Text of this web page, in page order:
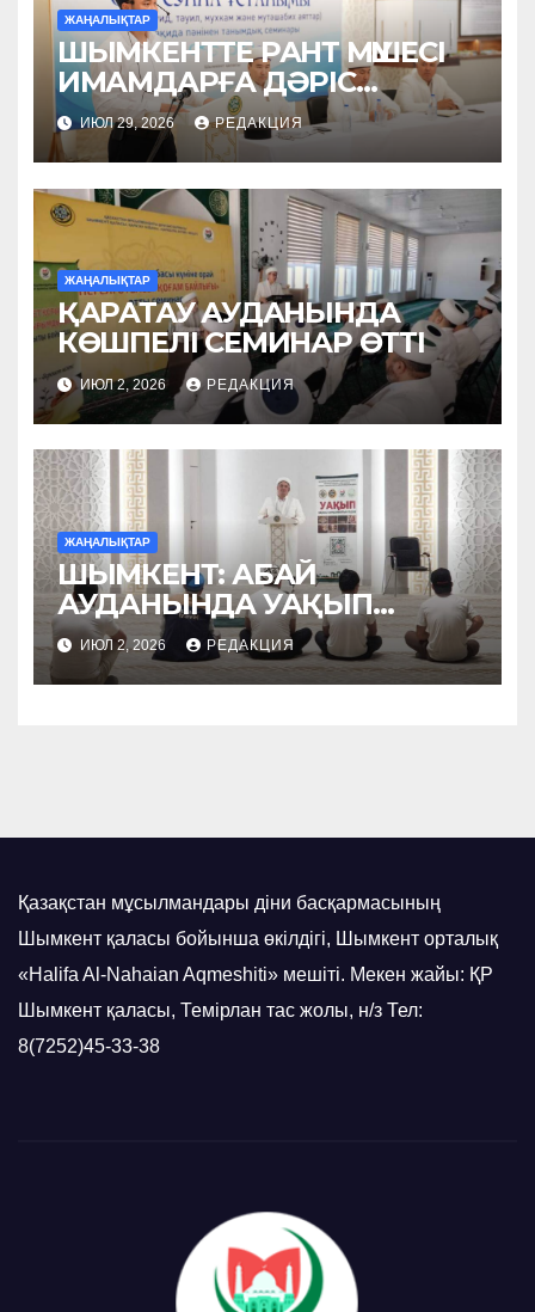
ЖАҢАЛЫҚТАР
ШЫМКЕНТТЕ РАНТ МҮШЕСІ
ИМАМДАРҒА ДӘРІС
ОҚЫДЫ
ИЮЛ 29, 2026 РЕДАКЦИЯ
ЖАҢАЛЫҚТАР
ҚАРАТАУ АУДАНЫНДА
КӨШПЕЛІ СЕМИНАР ӨТТІ
ИЮЛ 2, 2026 РЕДАКЦИЯ
ЖАҢАЛЫҚТАР
ШЫМКЕНТ: АБАЙ
АУДАНЫНДА УАҚЫП
НАСИХАТТАЛДЫ
ИЮЛ 2, 2026 РЕДАКЦИЯ
Қазақстан мұсылмандары діни басқармасының
Шымкент қаласы бойынша өкілдігі, Шымкент орталық
«Halifa Al-Nahaian Aqmeshiti» мешіті. Мекен жайы: ҚР
Шымкент қаласы, Темірлан тас жолы, н/з Тел:
8(7252)45-33-38